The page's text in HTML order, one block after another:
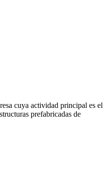
cuya actividad principal es el
prefabricadas de